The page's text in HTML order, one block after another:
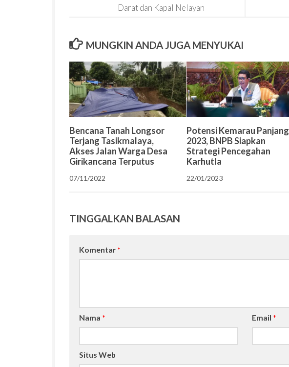
Darat dan Kapal Nelayan
MUNGKIN ANDA JUGA MENYUKAI
Bencana Tanah Longsor
Terjang Tasikmalaya,
Akses Jalan Warga Desa
Girikancana Terputus
07/11/2022
Potensi Kemarau Panjang
2023, BNPB Siapkan
Strategi Pencegahan
Karhutla
22/01/2023
TINGGALKAN BALASAN
Komentar *
Nama * Email *
Situs Web